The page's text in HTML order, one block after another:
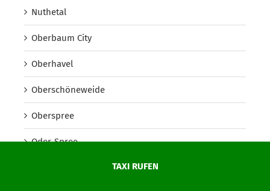
TAXI RUFEN
Nuthetal
Oberbaum City
Oberhavel
Oberschöneweide
Oberspree
Oder-Spree